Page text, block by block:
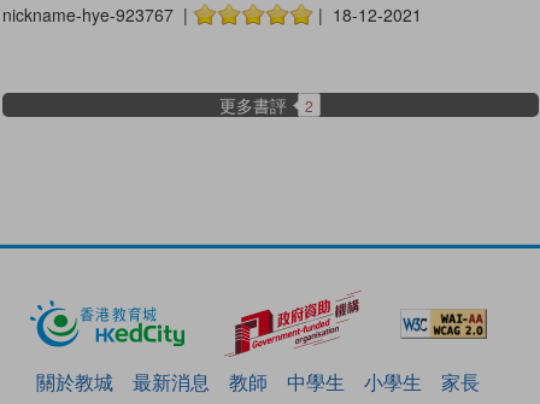
nickname-hye-923767 | | 18-12-2021
更多書評 2
關於教城 最新消息 教師 中學生 小學生
家長